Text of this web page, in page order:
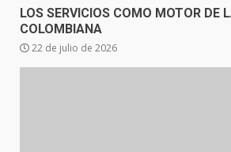
LOS SERVICIOS COMO MOTOR DE
COLOMBIANA
22 de julio de 2026